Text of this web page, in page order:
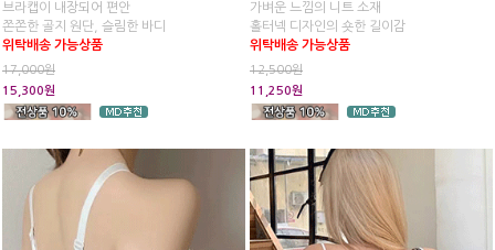
브라캡이 내장되어 편안
쫀쫀한 골지 원단, 슬림한 바디
위탁배송 가능상품
17,000원
15,300원
가벼운 느낌의 니트 소재
홀터넥 디자인의 숏한 길이감
위탁배송 가능상품
12,500원
11,250원